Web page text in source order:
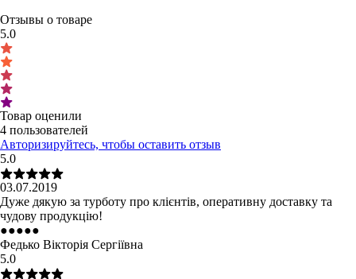
Отзывы о товаре
5.0
Товар оценили
4 пользователей
Авторизируйтесь, чтобы оставить отзыв
5.0
03.07.2019
Дуже дякую за турботу про клієнтів, оперативну доставку та
чудову продукцію!
●●●●●
Федько Вікторія Сергіївна
5.0